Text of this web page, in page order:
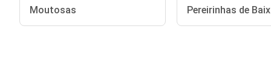
Moutosas Pereirinhas de